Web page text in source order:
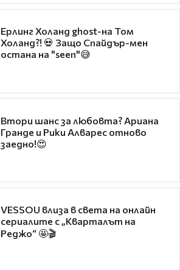
Ерлинг Холанд ghost-на Том
Холанд?! 💀 Защо Спайдър-мен
остана на "seen"😅
Втори шанс за любовта? Ариана
Гранде и Рики Алварес отново
заедно!😍
VESSOU влиза в света на онлайн
сериалите с „Кварталът на
Реджо“ 🤩🎬